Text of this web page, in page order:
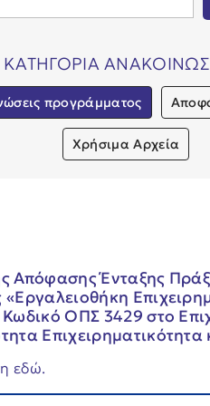
ΚΑΤΗΓΟΡΙΑ
προγράμματος
Χρήσιμα Αρχεία
Απόφασης Ένταξης
Κωδικό ΟΠΣ 3429 στο
εδώ.